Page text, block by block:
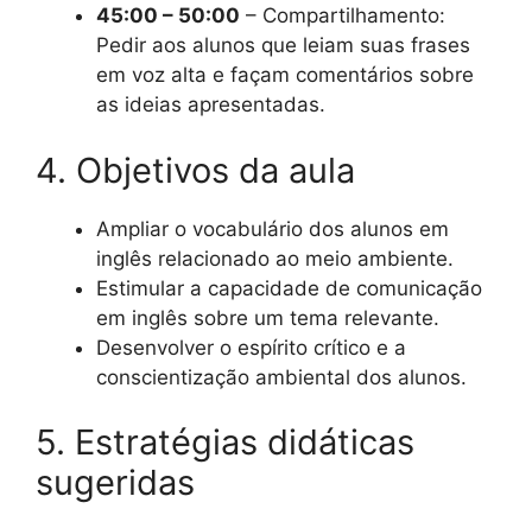
45:00 – 50:00 – Compartilhamento:
Pedir aos alunos que leiam suas frases
em voz alta e façam comentários sobre
as ideias apresentadas.
4. Objetivos da aula
Ampliar o vocabulário dos alunos em
inglês relacionado ao meio ambiente.
Estimular a capacidade de comunicação
em inglês sobre um tema relevante.
Desenvolver o espírito crítico e a
conscientização ambiental dos alunos.
5. Estratégias didáticas
sugeridas